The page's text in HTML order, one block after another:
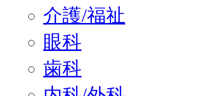
介護/福祉
眼科
歯科